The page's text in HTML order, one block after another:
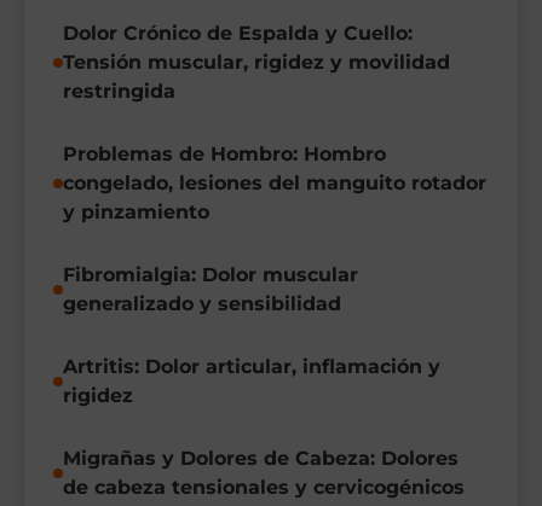
Dolor Crónico de Espalda y Cuello:
Tensión muscular, rigidez y movilidad
restringida
Problemas de Hombro: Hombro
congelado, lesiones del manguito rotador
y pinzamiento
Fibromialgia: Dolor muscular
generalizado y sensibilidad
Artritis: Dolor articular, inflamación y
rigidez
Migrañas y Dolores de Cabeza: Dolores
de cabeza tensionales y cervicogénicos